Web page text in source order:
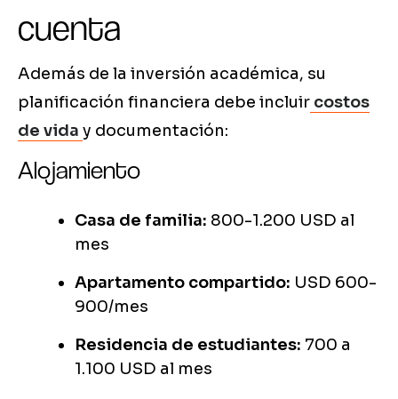
cuenta
Además de la inversión académica, su
planificación financiera debe incluir costos
de vida y documentación:
Alojamiento
Casa de familia: 800-1.200 USD al
mes
Apartamento compartido: USD 600-
900/mes
Residencia de estudiantes: 700 a
1.100 USD al mes